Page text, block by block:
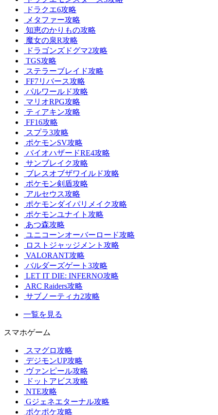
ドラクエ6攻略
メタファー攻略
知恵のかりもの攻略
魔女の泉R攻略
ドラゴンズドグマ2攻略
TGS攻略
ステラーブレイド攻略
FF7リバース攻略
パルワールド攻略
マリオRPG攻略
ティアキン攻略
FF16攻略
スプラ3攻略
ポケモンSV攻略
バイオハザードRE4攻略
サンブレイク攻略
ブレスオブザワイルド攻略
ポケモン剣盾攻略
アルセウス攻略
ポケモンダイパリメイク攻略
ポケモンユナイト攻略
あつ森攻略
ユニコーンオーバーロード攻略
ロストジャッジメント攻略
VALORANT攻略
バルダーズゲート3攻略
LET IT DIE: INFERNO攻略
ARC Raiders攻略
サブノーティカ2攻略
一覧を見る
スマホゲーム
スマグロ攻略
デジモンUP攻略
ヴァンピール攻略
ドットアビス攻略
NTE攻略
Gジェネエターナル攻略
ポケポケ攻略